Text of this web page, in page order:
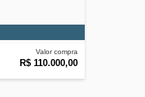
Valor compra
R$ 110.000,00